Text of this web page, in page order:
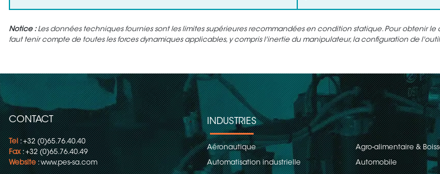
Notice :Les données techniques fournies sont les limites supérieures recommandées en condition statique. Pour obtenir
faut tenir compte de toutes les forces dynamiques applicables, y compris l'inertie du manipulateur, la configuration de
CONTACT
Tel: +32 (0)65.76.40.40
Fax: +32 (0)65.76.40.49
Website:www.pes-sa.com
INDUSTRIES
Aéronautique Agro-alimentaire &
Automatisation industrielle Automobile